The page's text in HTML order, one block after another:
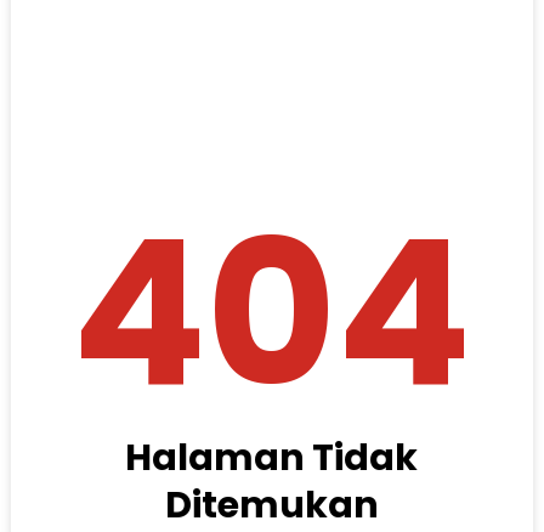
404
Halaman Tidak
Ditemukan